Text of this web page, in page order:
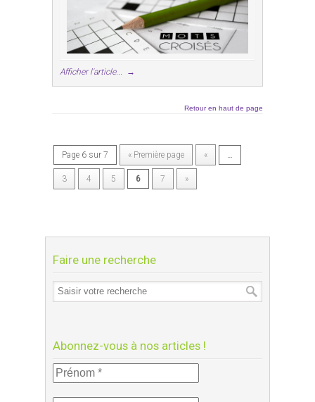
Afficher l'article... →
Retour en haut de page
Page 6 sur 7 « Première page « …
3 4 5 6 7 »
Faire une recherche
Abonnez-vous à nos articles !